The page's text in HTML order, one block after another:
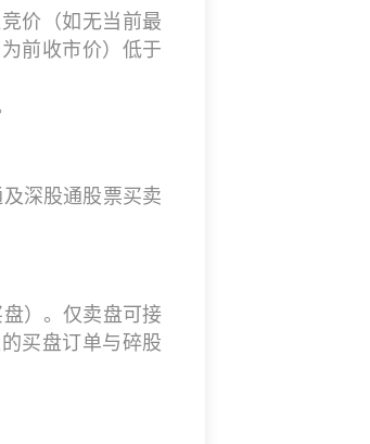
价（如无当前最
前收市价）低于
深股通股票买卖
）。仅卖盘可接
买盘订单与碎股